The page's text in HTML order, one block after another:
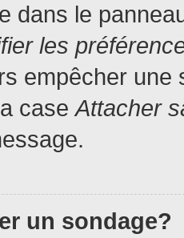
dans le
les
empêcher une
caseAttacher
un sondage?